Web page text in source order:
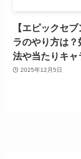
【エピックセ
ラのやり方は
法や当たりキャ
2025年12月5日